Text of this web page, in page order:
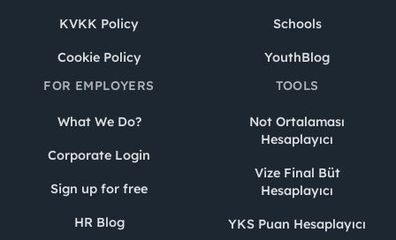
KVKK Policy
Cookie Policy
Schools
YouthBlog
FOR EMPLOYERS
What We Do?
Corporate Login
Sign up for free
HR Blog
TOOLS
Not Ortalaması
Hesaplayıcı
Vize Final Büt
Hesaplayıcı
YKS Puan Hesaplayıcı